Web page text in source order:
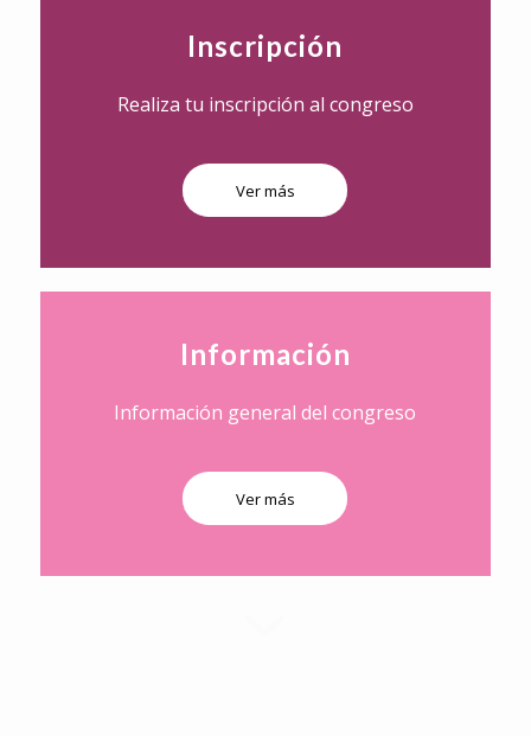
Inscripción
Realiza tu inscripción al congreso
Ver más
Información
Información general del congreso
Ver más